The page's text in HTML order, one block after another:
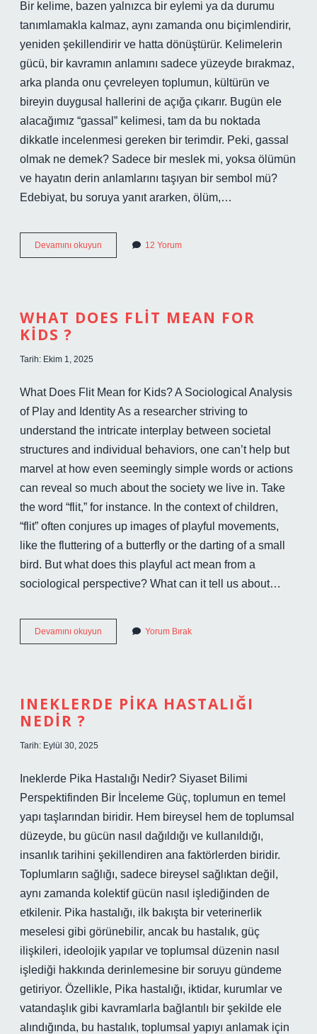
Bir kelime, bazen yalnızca bir eylemi ya da durumu
tanımlamakla kalmaz, aynı zamanda onu biçimlendirir,
yeniden şekillendirir ve hatta dönüştürür. Kelimelerin
gücü, bir kavramın anlamını sadece yüzeyde bırakmaz,
arka planda onu çevreleyen toplumun, kültürün ve
bireyin duygusal hallerini de açığa çıkarır. Bugün ele
alacağımız “gassal” kelimesi, tam da bu noktada
dikkatle incelenmesi gereken bir terimdir. Peki, gassal
olmak ne demek? Sadece bir meslek mi, yoksa ölümün
ve hayatın derin anlamlarını taşıyan bir sembol mü?
Edebiyat, bu soruya yanıt ararken, ölüm,…
Devamını okuyun
olmak
12 Yorum
WHAT DOES FLIT MEAN FOR
KIDS ?
Tarih: Ekim 1, 2025
What Does Flit Mean for Kids? A Sociological Analysis
of Play and Identity As a researcher striving to
understand the intricate interplay between societal
structures and individual behaviors, one can’t help but
marvel at how even seemingly simple words or actions
can reveal so much about the society we live in. Take
the word “flit,” for instance. In the context of children,
“flit” often conjures up images of playful movements,
like the fluttering of a butterfly or the darting of a small
bird. But what does this playful act mean from a
sociological perspective? What can it tell us about…
Devamını okuyun
does
?
Yorum Bırak
INEKLERDE PIKA HASTALIĞI
NEDIR ?
Tarih: Eylül 30, 2025
Ineklerde Pika Hastalığı Nedir? Siyaset Bilimi
Perspektifinden Bir İnceleme Güç, toplumun en temel
yapı taşlarından biridir. Hem bireysel hem de toplumsal
düzeyde, bu gücün nasıl dağıldığı ve kullanıldığı,
insanlık tarihini şekillendiren ana faktörlerden biridir.
Toplumların sağlığı, sadece bireysel sağlıktan değil,
aynı zamanda kolektif gücün nasıl işlediğinden de
etkilenir. Pika hastalığı, ilk bakışta bir veterinerlik
meselesi gibi görünebilir, ancak bu hastalık, güç
ilişkileri, ideolojik yapılar ve toplumsal düzenin nasıl
işlediği hakkında derinlemesine bir soruyu gündeme
getiriyor. Özellikle, Pika hastalığı, iktidar, kurumlar ve
vatandaşlık gibi kavramlarla bağlantılı bir şekilde ele
alındığında, bu hastalık, toplumsal yapıyı anlamak için